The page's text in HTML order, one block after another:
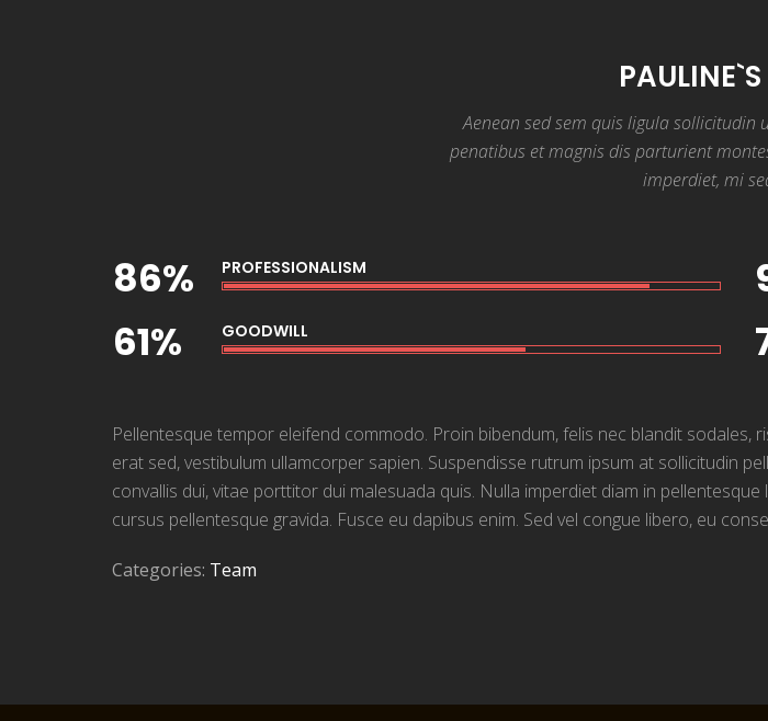
Aenean sed sem quis ligula sollicitudin
penatibus et magnis dis parturient
imperdiet, mi
PROFESSIONALISM
86%
GOODWILL
61%
Pellentesque tempor eleifend commodo. Proin bibendum, felis nec blandit sodales,
erat sed, vestibulum ullamcorper sapien. Suspendisse rutrum ipsum at sollicitudin
convallis dui, vitae porttitor dui malesuada quis. Nulla imperdiet diam in
cursus pellentesque gravida. Fusce eu dapibus enim. Sed vel congue libero, eu
Categories: Team